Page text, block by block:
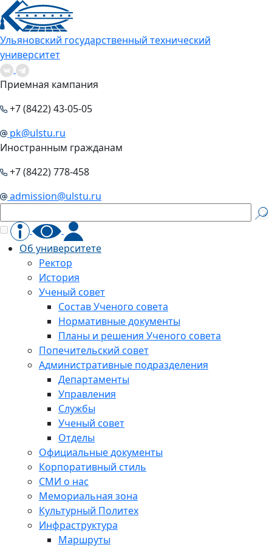
Ульяновский государственный технический
университет
Приемная кампания
+7 (8422) 43-05-05
pk@ulstu.ru
Иностранным гражданам
+7 (8422) 778-458
admission@ulstu.ru
Об университете
Ректор
История
Ученый совет
Состав Ученого совета
Нормативные документы
Планы и решения Ученого совета
Попечительский совет
Административные подразделения
Департаменты
Управления
Службы
Ученый совет
Отделы
Официальные документы
Корпоративный стиль
СМИ о нас
Мемориальная зона
Культурный Политех
Инфраструктура
Маршруты